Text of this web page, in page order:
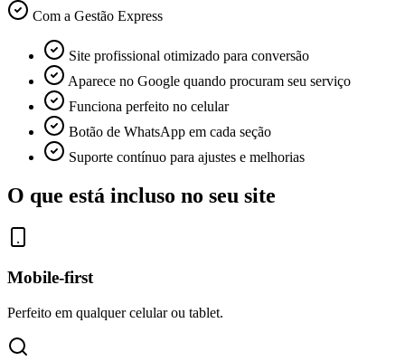
Com a Gestão Express
Site profissional otimizado para conversão
Aparece no Google quando procuram seu serviço
Funciona perfeito no celular
Botão de WhatsApp em cada seção
Suporte contínuo para ajustes e melhorias
O que está incluso no seu site
Mobile-first
Perfeito em qualquer celular ou tablet.